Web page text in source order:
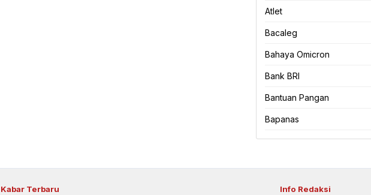
Atlet
Bacaleg
Bahaya Omicron
Bank BRI
Bantuan Pangan
Bapanas
Kabar Terbaru
Info Redaksi